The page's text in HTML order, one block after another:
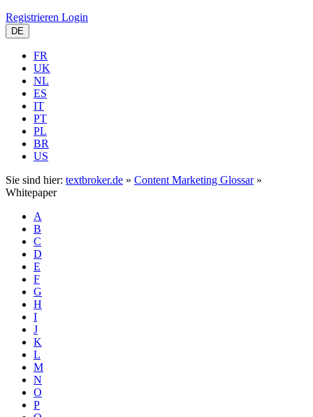
Registrieren Login
DE
FR
UK
NL
ES
IT
PT
PL
BR
US
Sie sind hier: textbroker.de » Content Marketing Glossar»
Whitepaper
A
B
C
D
E
F
G
H
I
J
K
L
M
N
O
P